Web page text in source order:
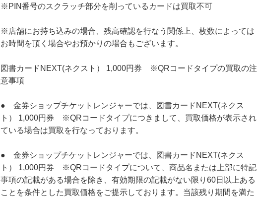
※PIN番号のスクラッチ部分を削っているカードは買取不可
※店舗にお持ち込みの場合、残高確認を行なう関係上、枚数によっては
お時間を頂く場合やお預かりの場合もございます。
図書カードNEXT(ネクスト） 1,000円券 ※QRコードタイプの買取の注
意事項
● 金券ショップチケットレンジャーでは、図書カードNEXT(ネクス
ト） 1,000円券 ※QRコードタイプにつきまして、買取価格が表示され
ている場合は買取を行なっております。
● 金券ショップチケットレンジャーでは、図書カードNEXT(ネクス
ト） 1,000円券 ※QRコードタイプについて、商品名または上部に特記
事項の記載がある場合を除き、有効期限の記載がない限り60日以上ある
ことを条件とした買取価格をご提示しております。当該残り期間を満た